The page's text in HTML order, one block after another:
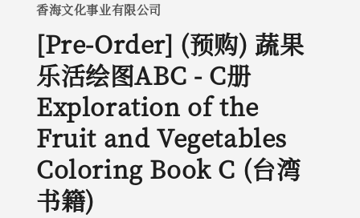
香海文化事业有限公司
[Pre-Order] (预购) 蔬果
乐活绘图ABC - C册
Exploration of the
Fruit and Vegetables
Coloring Book C (台湾
书籍)